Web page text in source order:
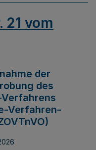
21 vom
der
des
Verfahren-